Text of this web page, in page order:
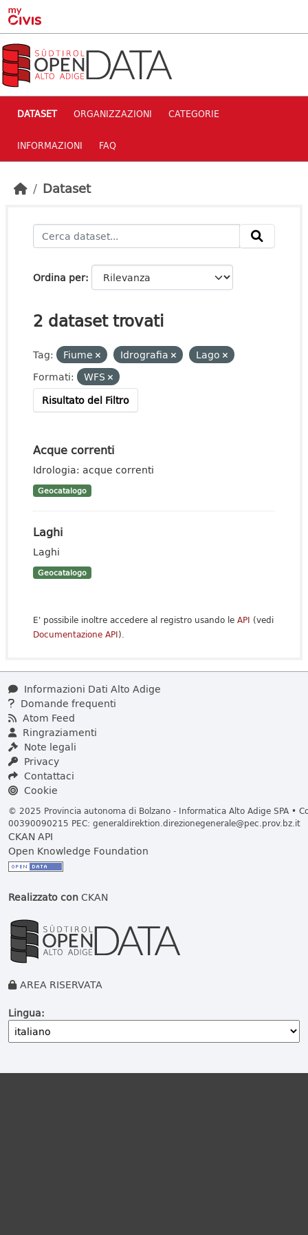
Skip to main content
DATASET ORGANIZZAZIONI CATEGORIE
INFORMAZIONI FAQ
Dataset
Ordina per
2 dataset trovati
Tag: Fiume Idrografia
Lago
Formati:
WFS
Risultato del Filtro
Acque correnti
Idrologia: acque correnti
Geocatalogo
Laghi
Laghi
Geocatalogo
E' possibile inoltre accedere al registro usando le API (vedi
Documentazione API).
Informazioni Dati Alto Adige
Domande frequenti
Atom Feed
Ringraziamenti
Note legali
Privacy
Contattaci
Cookie
© 2025 Provincia autonoma di Bolzano - Informatica Alto Adige SPA •
00390090215 PEC: generaldirektion.direzionegenerale@pec.prov.bz.it
CKAN API
Open Knowledge Foundation
Realizzato conCKAN
AREA RISERVATA
Lingua